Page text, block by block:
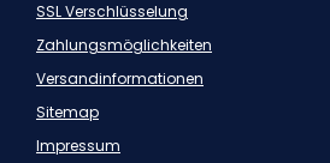
SSL Verschlüsselung
Zahlungsmöglichkeiten
Versandinformationen
Sitemap
Impressum